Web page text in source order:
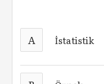
A İstatistik